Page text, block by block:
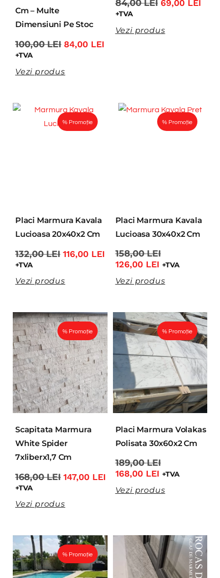
Cm – Multe
Dimensiuni Pe Stoc
100,00LEI 84,00 LEI
+TVA
Vezi produs
84,00LEI 69,00 LEI
+TVA
Vezi produs
% Promoție
Placi Marmura Kavala
Lucioasa 20x40x2 Cm
132,00LEI 116,00 LEI
+TVA
Vezi produs
% Promoție
Placi Marmura Kavala
Lucioasa 30x40x2 Cm
158,00LEI
126,00 LEI +TVA
Vezi produs
% Promoție
Scapitata Marmura
White Spider
7xliberx1,7 Cm
168,00LEI 147,00 LEI
+TVA
Vezi produs
% Promoție
Placi Marmura Volakas
Polisata 30x60x2 Cm
189,00LEI
168,00 LEI +TVA
Vezi produs
% Promoție